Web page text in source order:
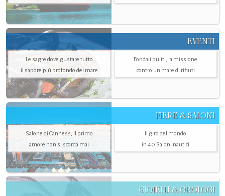
EVENTI
Le sagre dove gustare tutto
il sapore più profondo del mare
Fondali puliti, la missione
contro un mare di rifiuti
FIERE & SALONI
Salone di Canness, il primo
amore non si scorda mai
Il giro del mondo
in 40 Saloni nautici
GIOIELLI & OROLOGI